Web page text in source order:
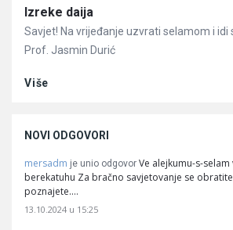
Članci
Izreke daija
Savjet! Na vrijeđanje uzvrati selamom i idi
Prof. Jasmin Durić
Više
NOVI ODGOVORI
mersadm je unio odgovor Ve alejkumu-s-
berekatuhu Za bračno savjetovanje se
poznajete.…
13.10.2024 u 15:25